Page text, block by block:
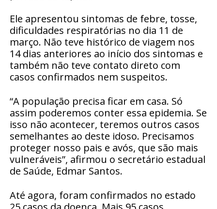
Ele apresentou sintomas de febre, tosse,
dificuldades respiratórias no dia 11 de
março. Não teve histórico de viagem nos
14 dias anteriores ao início dos sintomas e
também não teve contato direto com
casos confirmados nem suspeitos.
“A população precisa ficar em casa. Só
assim poderemos conter essa epidemia. Se
isso não acontecer, teremos outros casos
semelhantes ao deste idoso. Precisamos
proteger nosso pais e avós, que são mais
vulneráveis”, afirmou o secretário estadual
de Saúde, Edmar Santos.
Até agora, foram confirmados no estado